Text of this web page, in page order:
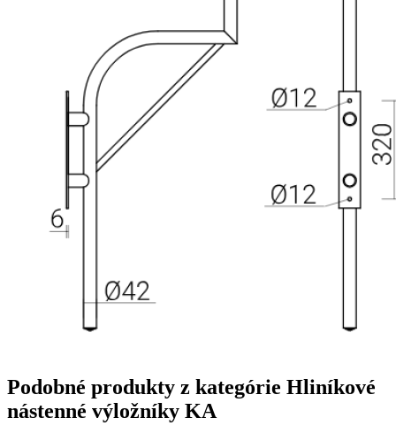
Podobné produkty z kategórie Hliníkové
nástenné výložníky KA